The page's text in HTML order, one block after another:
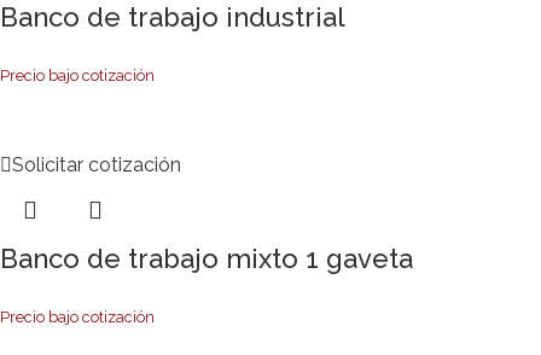
Banco de trabajo industrial
Precio bajo cotización
Solicitar cotización
Banco de trabajo mixto 1 gaveta
Precio bajo cotización